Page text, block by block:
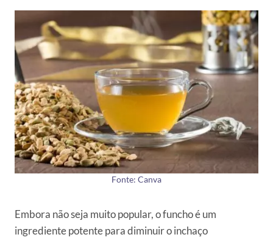
Fonte: Canva
Embora não seja muito popular, o funcho é um
ingrediente potente para diminuir o inchaço